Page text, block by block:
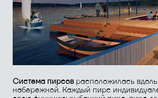
Благодаря появлениюпрокатапоявилась
возможность покататься на лодках и катамаранах,
взять в аренду сап-борд, водные лыжи или другое
оборудование для отдыха на воде